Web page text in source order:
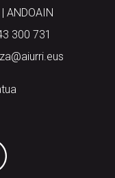
ANDOAIN
300 731